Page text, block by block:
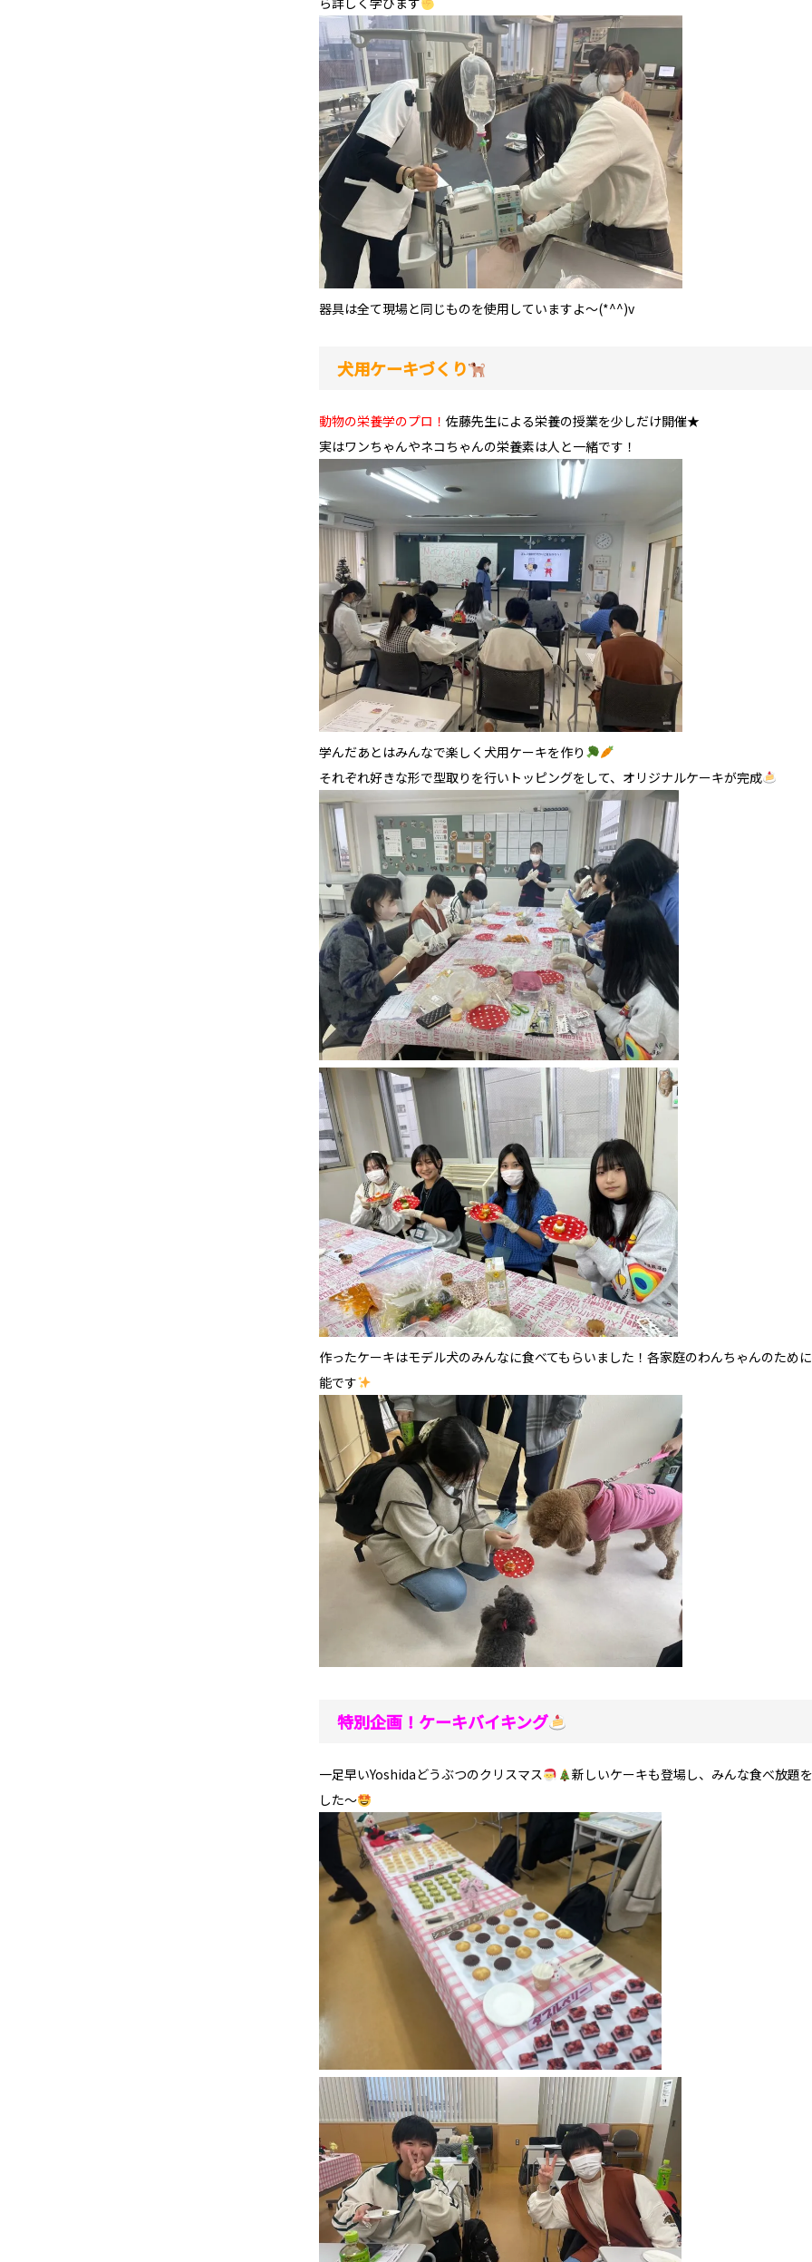
器具は全て現場と同じものを使用していますよ～(*^^)v
犬用ケーキづくり
動物の栄養学のプロ！ 佐藤先生による栄養の授業を少しだけ開催★
実はワンちゃんやネコちゃんの栄養素は人と一緒です！
学んだあとはみんなで楽しく犬用ケーキを作り
それぞれ好きな形で型取りを行いトッピングをして、オリジナルケーキが完成
作ったケーキはモデル犬のみんなに食べてもらいました！各家庭のわんちゃんのため
能です
特別企画！ケーキバイキング
一足早いYoshidaどうぶつのクリスマス
新しいケーキも登場し、みんな食べ放題
した～